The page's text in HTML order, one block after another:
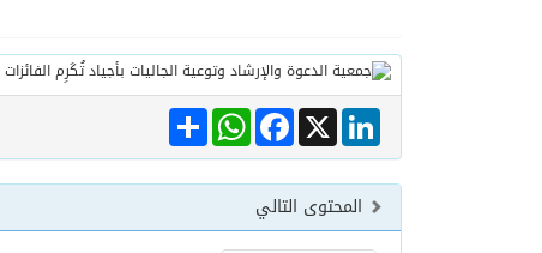
Share
WhatsAppFacebook X
LinkedIn
المحتوى التالي